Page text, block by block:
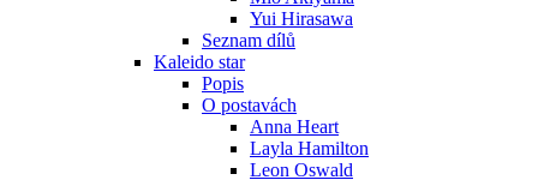
Yui Hirasawa
Seznam dílů
Kaleido star
Popis
O postavách
Anna Heart
Layla Hamilton
Leon Oswald